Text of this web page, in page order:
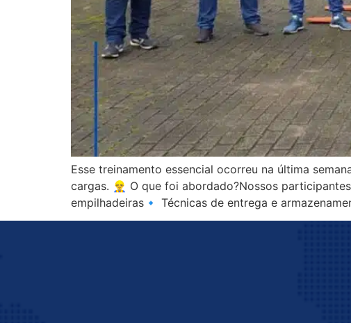
Esse treinamento essencial ocorreu na última
cargas. 👷‍♂ O que foi abordado?Nossos
empilhadeiras🔹 Técnicas de entrega e